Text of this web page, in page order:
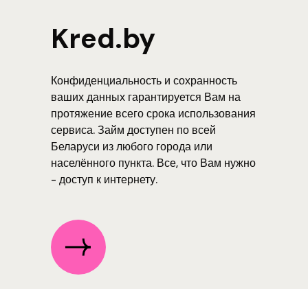
Конфиденциальность и сохранность
ваших данных гарантируется Вам на
протяжение всего срока использования
сервиса. Займ доступен по всей
Беларуси из любого города или
населённого пункта. Все, что Вам нужно
- доступ к интернету.
Kred.by